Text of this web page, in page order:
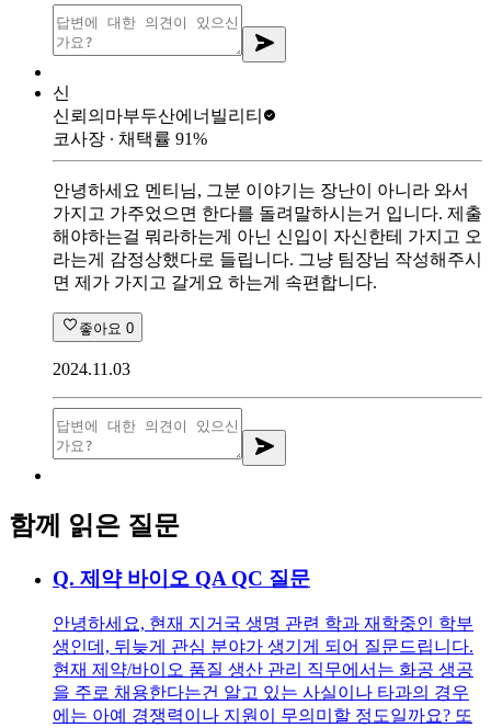
신
신뢰의마부두산에너빌리티
코사장 ∙ 채택률 91%
안녕하세요 멘티님, 그분 이야기는 장난이 아니라 와서
가지고 가주었으면 한다를 돌려말하시는거 입니다. 제출
해야하는걸 뭐라하는게 아닌 신입이 자신한테 가지고 오
라는게 감정상했다로 들립니다. 그냥 팀장님 작성해주시
면 제가 가지고 갈게요 하는게 속편합니다.
좋아요 0
2024.11.03
함께 읽은 질문
Q. 제약 바이오 QA QC 질문
안녕하세요, 현재 지거국 생명 관련 학과 재학중인 학부
생인데, 뒤늦게 관심 분야가 생기게 되어 질문드립니다.
현재 제약/바이오 품질 생산 관리 직무에서는 화공 생공
을 주로 채용한다는건 알고 있는 사실이나 타과의 경우
에는 아예 경쟁력이나 지원이 무의미할 정도일까요? 또